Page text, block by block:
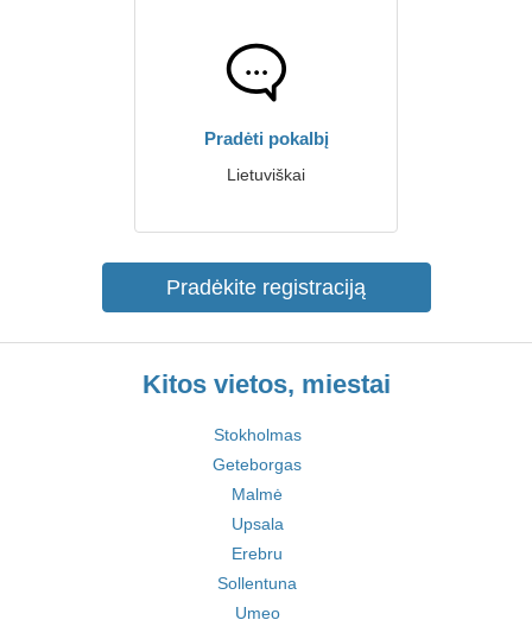
Pradėti pokalbį
Lietuviškai
Pradėkite registraciją
Kitos vietos, miestai
Stokholmas
Geteborgas
Malmė
Upsala
Erebru
Sollentuna
Umeo